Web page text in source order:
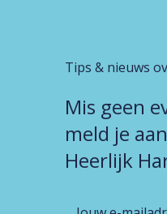
Tips & nieuws
Mis geen
meld je
Heerlijk